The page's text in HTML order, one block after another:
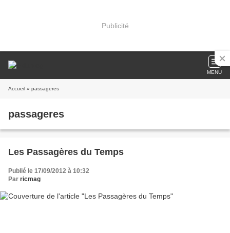
Publicité
MENU
Accueil » passageres
passageres
Les Passagères du Temps
Publié le 17/09/2012 à 10:32
Par ricmag